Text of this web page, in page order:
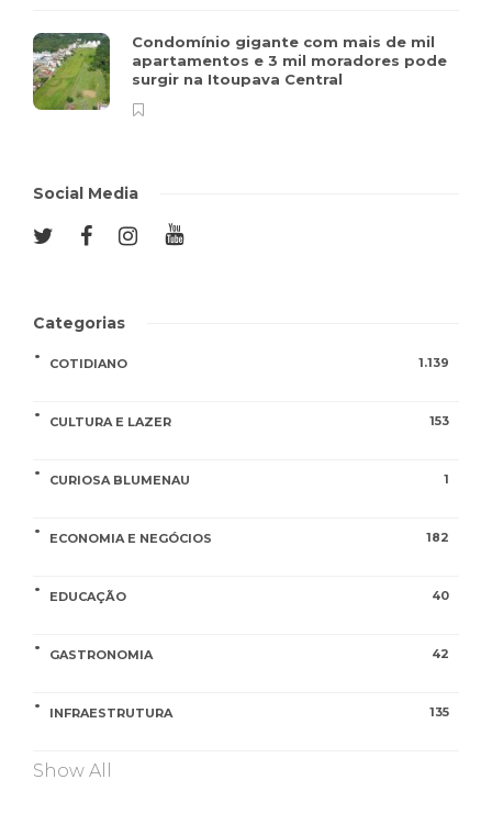
Condomínio gigante com mais de mil
apartamentos e 3 mil moradores pode
surgir na Itoupava Central
Social Media
Categorias
COTIDIANO 1.139
CULTURA E LAZER 153
CURIOSA BLUMENAU 1
ECONOMIA E NEGÓCIOS 182
EDUCAÇÃO 40
GASTRONOMIA 42
INFRAESTRUTURA 135
Show All